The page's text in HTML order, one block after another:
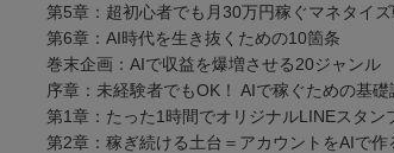
第5章：超初心者でも月30万円稼ぐマネタイズ
第6章：AI時代を生き抜くための10箇条
巻末企画：AIで収益を爆増させる20ジャンル
序章：未経験者でもOK！ AIで稼ぐための基礎
第1章：たった1時間でオリジナルLINEスタン
第2章：稼ぎ続ける土台＝アカウントをAIで作